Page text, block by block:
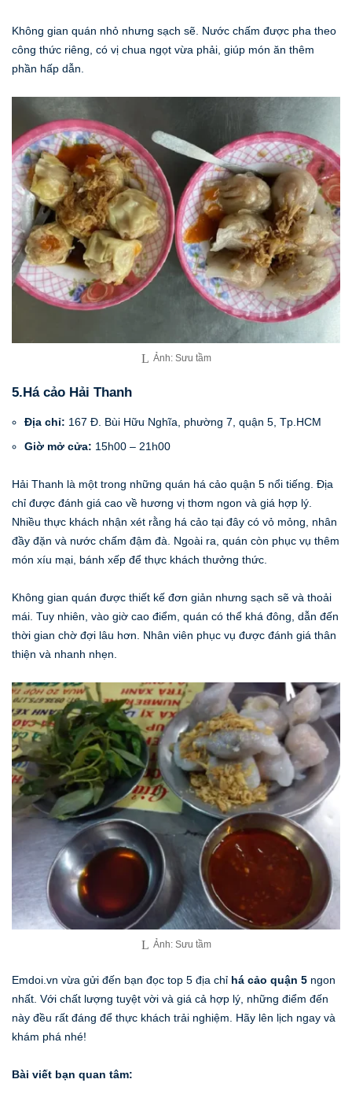
Không gian quán nhỏ nhưng sạch sẽ. Nước chấm được pha theo
công thức riêng, có vị chua ngọt vừa phải, giúp món ăn thêm
phần hấp dẫn.
Ảnh: Sưu tầm
5.Há cảo Hải Thanh
Địa chỉ: 167 Đ. Bùi Hữu Nghĩa, phường 7, quận 5, Tp.HCM
Giờ mở cửa: 15h00 – 21h00
Hải Thanh là một trong những quán há cảo quận 5 nổi tiếng. Địa
chỉ được đánh giá cao về hương vị thơm ngon và giá hợp lý.
Nhiều thực khách nhận xét rằng há cảo tại đây có vỏ mỏng, nhân
đầy đặn và nước chấm đậm đà. Ngoài ra, quán còn phục vụ thêm
món xíu mại, bánh xếp để thực khách thưởng thức.
Không gian quán được thiết kế đơn giản nhưng sạch sẽ và thoải
mái. Tuy nhiên, vào giờ cao điểm, quán có thể khá đông, dẫn đến
thời gian chờ đợi lâu hơn. Nhân viên phục vụ được đánh giá thân
thiện và nhanh nhẹn.
Ảnh: Sưu tầm
Emdoi.vn vừa gửi đến bạn đọc top 5 địa chỉ há cảo quận 5 ngon
nhất. Với chất lượng tuyệt vời và giá cả hợp lý, những điểm đến
này đều rất đáng để thực khách trải nghiệm. Hãy lên lịch ngay và
khám phá nhé!
Bài viết bạn quan tâm: